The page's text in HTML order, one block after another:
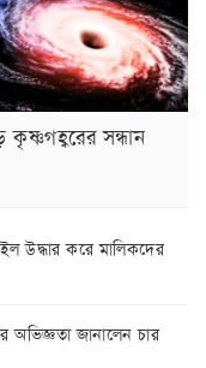
সন্ধান
উদ্ধার করে মালিকদের
অভিজ্ঞতা জানালেন চার